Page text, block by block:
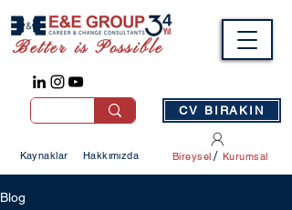
Better is Possible
Kaynaklar Hakkımızda /
Bireysel Kurumsal
CV BIRAKIN
Blog